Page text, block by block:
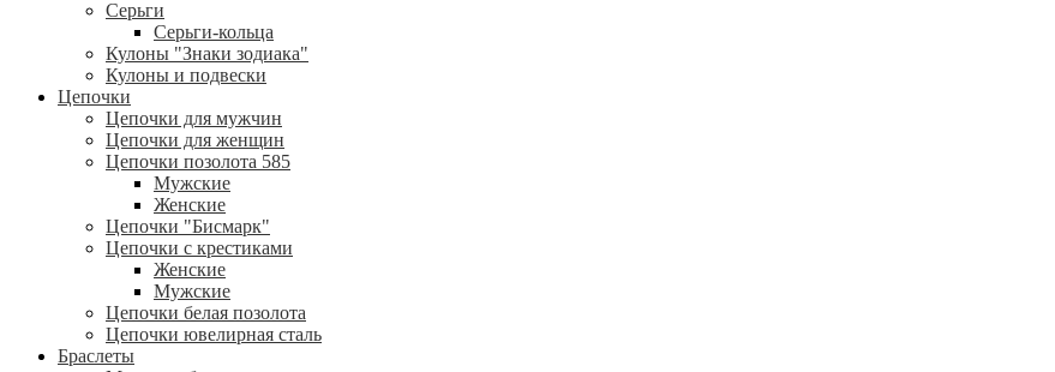
Серьги
Серьги-кольца
Кулоны "Знаки зодиака"
Кулоны и подвески
Цепочки
Цепочки для мужчин
Цепочки для женщин
Цепочки позолота 585
Мужские
Женские
Цепочки "Бисмарк"
Цепочки с крестиками
Женские
Мужские
Цепочки белая позолота
Цепочки ювелирная сталь
Браслеты